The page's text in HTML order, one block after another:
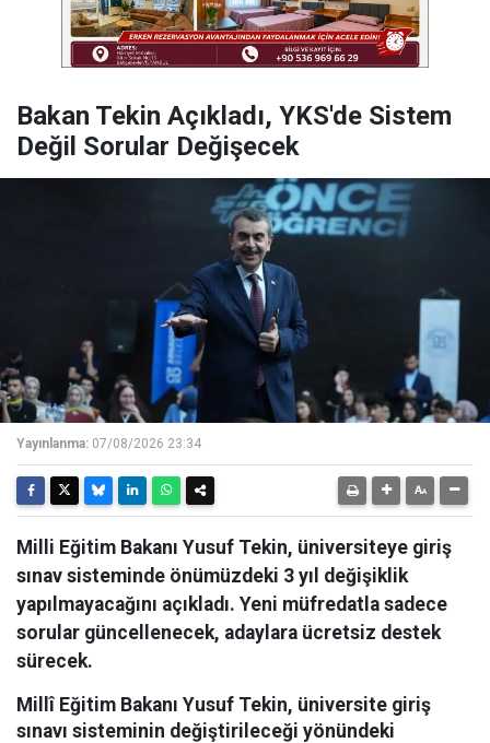
Bakan Tekin Açıkladı, YKS'de Sistem
Değil Sorular Değişecek
Yayınlanma: 07/08/2026 23:34
Milli Eğitim Bakanı Yusuf Tekin, üniversiteye giriş
sınav sisteminde önümüzdeki 3 yıl değişiklik
yapılmayacağını açıkladı. Yeni müfredatla sadece
sorular güncellenecek, adaylara ücretsiz destek
sürecek.
Millî Eğitim Bakanı Yusuf Tekin, üniversite giriş
sınavı sisteminin değiştirileceği yönündeki